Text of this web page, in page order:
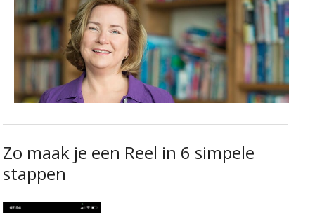
Zo maak je een Reel in 6 simpele
stappen